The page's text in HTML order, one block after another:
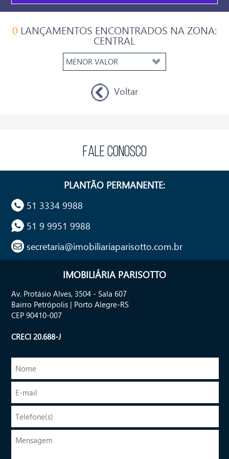
0 LANÇAMENTOS ENCONTRADOS NA ZONA:
CENTRAL
Voltar
FALE CONOSCO
PLANTÃO PERMANENTE:
51 3334 9988
51 9 9951 9988
secretaria@imobiliariaparisotto.com.br
IMOBILIÁRIA PARISOTTO
Av. Protásio Alves, 3504 - Sala 607
Bairro Petrópolis | Porto Alegre-RS
CEP 90410-007
CRECI 20.688-J